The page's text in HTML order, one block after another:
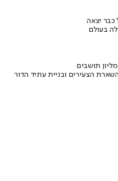
כבר יצאה
בעולם
הצעירים ובניית עתיד הדור